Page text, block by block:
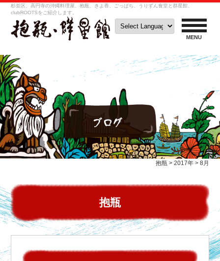
杉並区、高円寺の沖縄料理屋、抱瓶、きよ香、ごっぱち、うりずん食堂と群星館、
clubROOTSをご紹介します。
MENU
抱瓶 > 2017年> 8月
抱瓶